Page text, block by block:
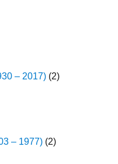
– 2017) (2)
– 1977) (2)